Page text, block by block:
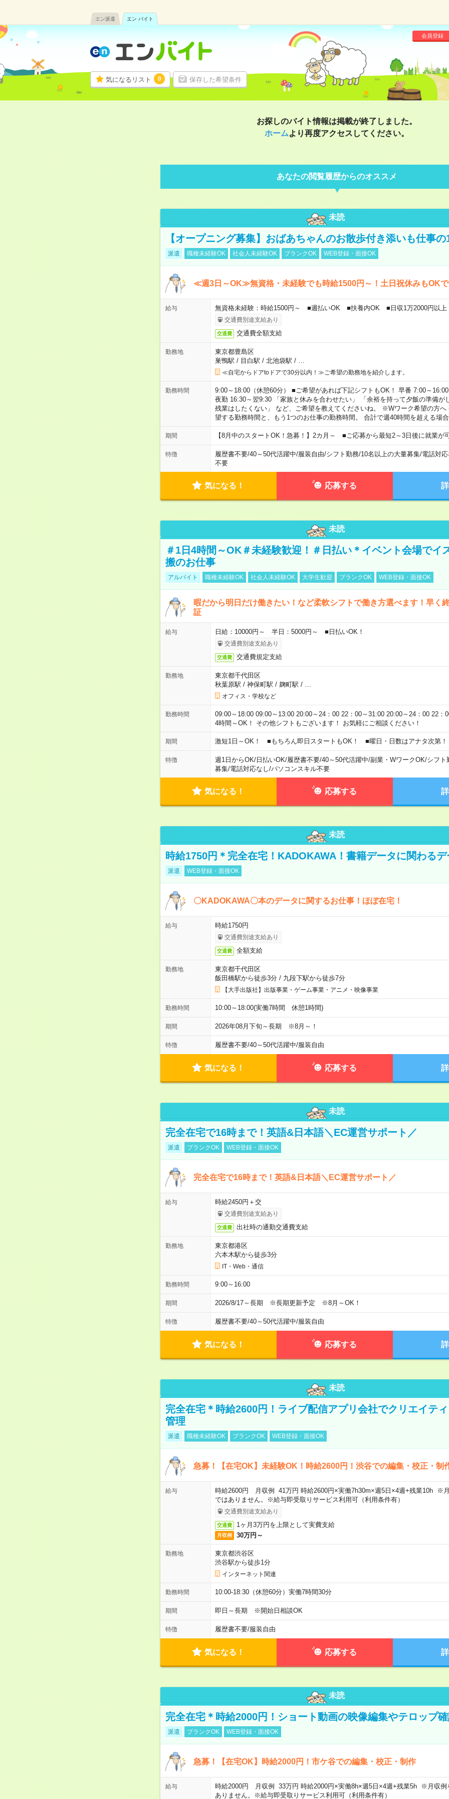
エン派遣 エン バイト
気になるリスト 0 保存した希望条件
会員登録
お探しのバイト情報は掲載が終了しました。
ホームより再度アクセスしてください。
あなたの閲覧履歴からのオススメ
未読
【オープニング募集】おばあちゃんのお散歩付き添いも仕事の
派遣 職種未経験OK 社会人未経験OK ブランクOK WEB登録・面接OK
≪週3日～OK≫無資格・未経験でも時給1500円～！土日祝休みもOK
給与 無資格未経験：時給1500円～ ■週払いOK ■扶養内OK ■日収1万2000円以上
交通費別途支給あり
交通費 交通費全額支給
勤務地
東京都豊島区
巣鴨駅 / 目白駅 / 北池袋駅 / …
≪自宅からドアtoドアで30分以内！≫ご希望の勤務地を紹介します。
勤務時間
9:00～18:00（休憩60分） ■ご希望があれば下記シフトもOK！ 早番 7:00～
夜勤 16:30～翌9:30 「家族と休みを合わせたい」 「余裕を持って夕飯の準備が
残業はしたくない」 など、ご希望を教えてくださいね。 ※Wワーク希望の方へ
望する勤務時間と、もう1つのお仕事の勤務時間。 合計で週40時間を超える場
期間 【8月中のスタートOK！急募！】2カ月～ ■ご応募から最短2～3日後に就業が
特徴 履歴書不要/40～50代活躍中/服装自由/シフト勤務/10名以上の大量募集/電話対
不要
気になる！ 応募する
未読
＃1日4時間～OK＃未経験歓迎！＃日払い＊イベント会場でイ
搬のお仕事
アルバイト 職種未経験OK 社会人未経験OK 大学生歓迎 ブランクOK WEB登録・面接OK
暇だから明日だけ働きたい！など柔軟シフトで働き方選べます！早く
証
給与 日給：10000円～ 半日：5000円～ ■日払いOK！
交通費別途支給あり
交通費 交通費規定支給
勤務地
東京都千代田区
秋葉原駅 / 神保町駅 / 麹町駅 / …
オフィス・学校など
勤務時間
09:00～18:00 09:00～13:00 20:00～24：00 22：00～31:00 20:00～24：00 22
4時間～OK！ その他シフトもございます！ お気軽にご相談ください！
期間 激短1日～OK！ ■もちろん即日スタートもOK！ ■曜日・日数はアナタ次第！
特徴 週1日からOK/日払いOK/履歴書不要/40～50代活躍中/副業・WワークOK/シフト
募集/電話対応なし/パソコンスキル不要
気になる！ 応募する
未読
時給1750円＊完全在宅！KADOKAWA！書籍データに関わる
派遣 WEB登録・面接OK
〇KADOKAWA〇本のデータに関するお仕事！ほぼ在宅！
給与 時給1750円
交通費別途支給あり
交通費 全額支給
勤務地
東京都千代田区
飯田橋駅から徒歩3分/ 九段下駅から徒歩7分
【大手出版社】出版事業・ゲーム事業・アニメ・映像事業
勤務時間 10:00～18:00(実働7時間 休憩1時間)
期間 2026年08月下旬～長期 ※8月～！
特徴 履歴書不要/40～50代活躍中/服装自由
気になる！ 応募する
未読
完全在宅で16時まで！英語&日本語＼EC運営サポート／
派遣 ブランクOK WEB登録・面接OK
完全在宅で16時まで！英語&日本語＼EC運営サポート／
給与 時給2450円＋交
交通費別途支給あり
交通費 出社時の通勤交通費支給
勤務地
東京都港区
六本木駅から徒歩3分
IT・Web・通信
勤務時間 9:00～16:00
期間 2026/8/17～長期 ※長期更新予定 ※8月～OK！
特徴 履歴書不要/40～50代活躍中/服装自由
気になる！ 応募する
未読
完全在宅＊時給2600円！ライブ配信アプリ会社でクリエイテ
管理
派遣 職種未経験OK ブランクOK WEB登録・面接OK
急募！【在宅OK】未経験OK！時給2600円！渋谷での編集・校正・制
給与
時給2600円 月収例 41万円 時給2600円×実働7h30m×週5日×4週+残業10h ※
ではありません。※給与即受取りサービス利用可（利用条件有）
交通費別途支給あり
交通費 1ヶ月3万円を上限として実費支給
月収例 30万円～
勤務地
東京都渋谷区
渋谷駅から徒歩1分
インターネット関連
勤務時間 10:00-18:30（休憩60分）実働7時間30分
期間 即日～長期 ※開始日相談OK
特徴 履歴書不要/服装自由
気になる！ 応募する
未読
完全在宅＊時給2000円！ショート動画の映像編集やテロップ
派遣 ブランクOK WEB登録・面接OK
急募！【在宅OK】時給2000円！市ケ谷での編集・校正・制作
給与
時給2000円 月収例 33万円 時給2000円×実働8h×週5日×4週+残業5h ※月収例
ありません。※給与即受取りサービス利用可（利用条件有）